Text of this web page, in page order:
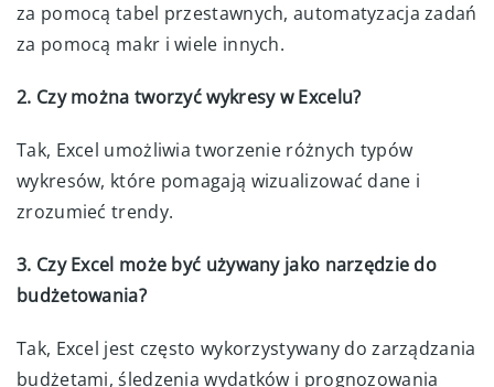
za pomocą tabel przestawnych, automatyzacja zadań
za pomocą makr i wiele innych.
2. Czy można tworzyć wykresy w Excelu?
Tak, Excel umożliwia tworzenie różnych typów
wykresów, które pomagają wizualizować dane i
zrozumieć trendy.
3. Czy Excel może być używany jako narzędzie do
budżetowania?
Tak, Excel jest często wykorzystywany do zarządzania
budżetami, śledzenia wydatków i prognozowania